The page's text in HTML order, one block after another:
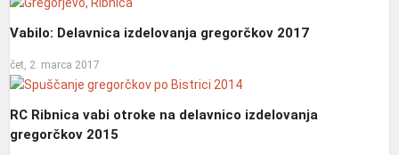
Vabilo: Delavnica izdelovanja gregorčkov 2017
čet, 2. marca 2017
RC Ribnica vabi otroke na delavnico izdelovanja
gregorčkov 2015